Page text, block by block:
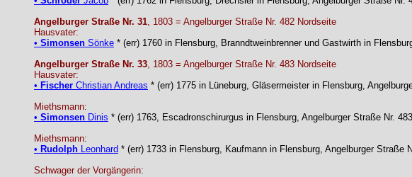
Angelburger Straße Nr. 31, 1803 = Angelburger Straße Nr. 482 Nordseite
Hausvater:
• Simonsen Sönke * (err) 1760 in Flensburg, Branndtweinbrenner und Gastwirth in
Angelburger Straße Nr. 33, 1803 = Angelburger Straße Nr. 483 Nordseite
Hausvater:
• Fischer Christian Andreas * (err) 1775 in Lüneburg, Gläsermeister in Flensburg,
Miethsmann:
• Simonsen Dinis * (err) 1763, Escadronschirurgus in Flensburg, Angelburger Straße Nr.
Miethsmann:
• Rudolph Leonhard * (err) 1733 in Flensburg, Kaufmann in Flensburg, Angelburger Straße
Schwager der Vorgängerin: